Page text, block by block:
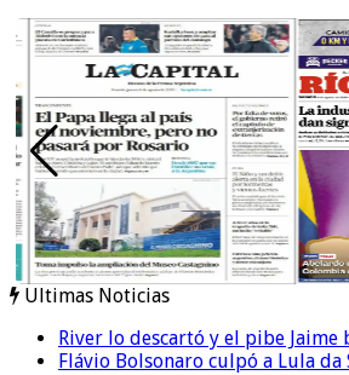
Ultimas Noticias
River lo descartó y el pibe Jaime
Flávio Bolsonaro culpó a Lula